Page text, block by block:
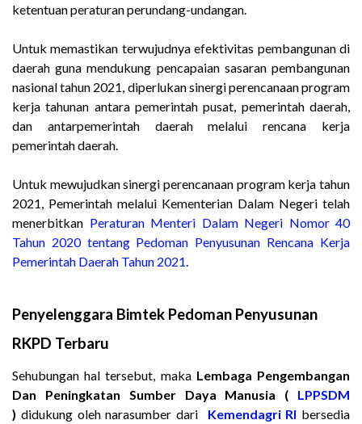
ketentuan peraturan perundang-undangan.
Untuk memastikan terwujudnya efektivitas pembangunan di
daerah guna mendukung pencapaian sasaran pembangunan
nasional tahun 2021, diperlukan sinergi perencanaan program
kerja tahunan antara pemerintah pusat, pemerintah daerah,
dan antarpemerintah daerah melalui rencana kerja
pemerintah daerah.
Untuk mewujudkan sinergi perencanaan program kerja tahun
2021, Pemerintah melalui Kementerian Dalam Negeri telah
menerbitkan Peraturan Menteri Dalam Negeri Nomor 40
Tahun 2020 tentang Pedoman Penyusunan Rencana Kerja
Pemerintah Daerah Tahun 2021
Penyelenggara Bimtek Pedoman Penyusunan
RKPD Terbaru
Sehubungan hal tersebut, maka Lembaga Pengembangan
Dan Peningkatan Sumber Daya Manusia ( LPPSDM
) didukung oleh narasumber dari Kemendagri RI bersedia